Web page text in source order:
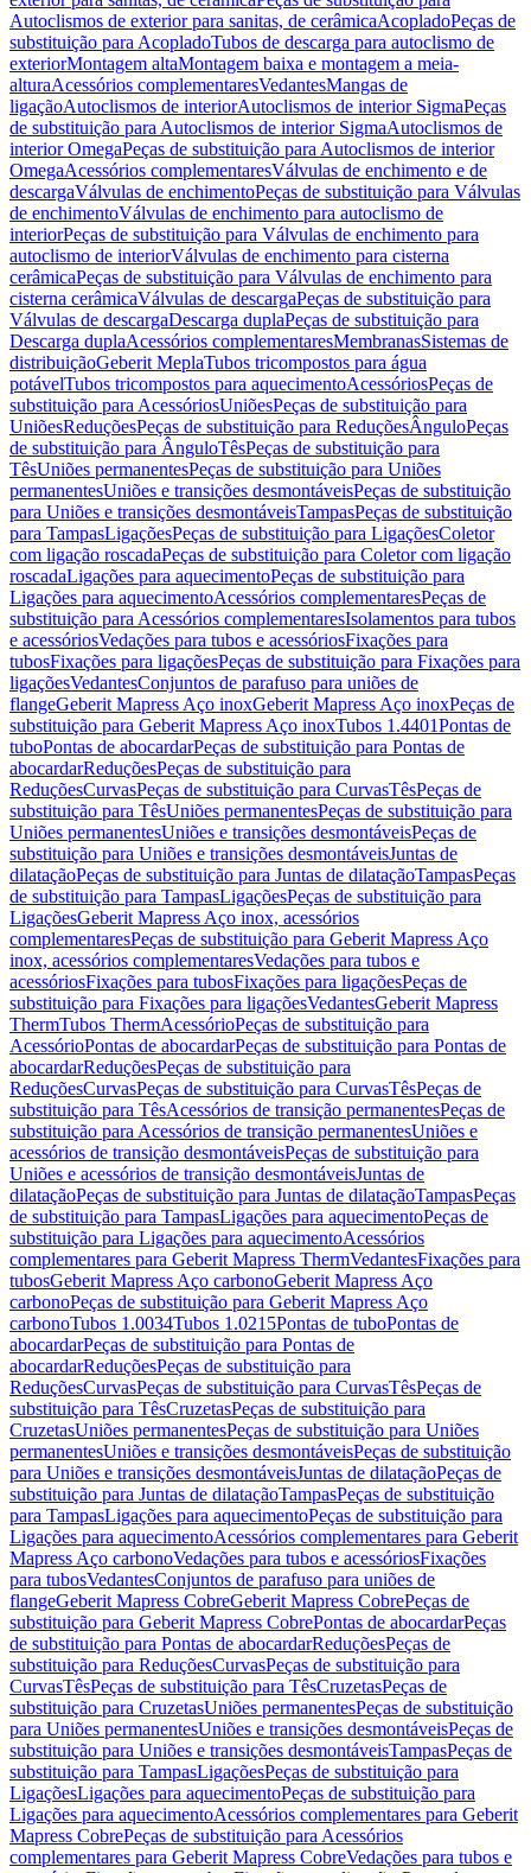
Autoclismos de exterior para sanitas, de cerâmicaAcopladoPeças de
substituição para AcopladoTubos de descarga para autoclismo de
exteriorMontagem altaMontagem baixa e montagem a meia-
alturaAcessórios complementaresVedantesMangas de
ligaçãoAutoclismos de interiorAutoclismos de interior SigmaPeças
de substituição para Autoclismos de interior SigmaAutoclismos de
interior OmegaPeças de substituição para Autoclismos de interior
OmegaAcessórios complementaresVálvulas de enchimento e de
descargaVálvulas de enchimentoPeças de substituição para Válvulas
de enchimentoVálvulas de enchimento para autoclismo de
interiorPeças de substituição para Válvulas de enchimento para
autoclismo de interiorVálvulas de enchimento para cisterna
cerâmicaPeças de substituição para Válvulas de enchimento para
cisterna cerâmicaVálvulas de descargaPeças de substituição para
Válvulas de descargaDescarga duplaPeças de substituição para
Descarga duplaAcessórios complementaresMembranasSistemas de
distribuiçãoGeberit MeplaTubos tricompostos para água
potávelTubos tricompostos para aquecimentoAcessóriosPeças de
substituição para AcessóriosUniõesPeças de substituição para
UniõesReduçõesPeças de substituição para ReduçõesÂnguloPeças
de substituição para ÂnguloTêsPeças de substituição para
TêsUniões permanentesPeças de substituição para Uniões
permanentesUniões e transições desmontáveisPeças de substituição
para Uniões e transições desmontáveisTampasPeças de substituição
para TampasLigaçõesPeças de substituição para LigaçõesColetor
com ligação roscadaPeças de substituição para Coletor com ligação
roscadaLigações para aquecimentoPeças de substituição para
Ligações para aquecimentoAcessórios complementaresPeças de
substituição para Acessórios complementaresIsolamentos para tubos
e acessóriosVedações para tubos e acessóriosFixações para
tubosFixações para ligaçõesPeças de substituição para Fixações para
ligaçõesVedantesConjuntos de parafuso para uniões de
flangeGeberit Mapress Aço inoxGeberit Mapress Aço inoxPeças de
substituição para Geberit Mapress Aço inoxTubos 1.4401Pontas de
tuboPontas de abocardarPeças de substituição para Pontas de
abocardarReduçõesPeças de substituição para
ReduçõesCurvasPeças de substituição para CurvasTêsPeças de
substituição para TêsUniões permanentesPeças de substituição para
Uniões permanentesUniões e transições desmontáveisPeças de
substituição para Uniões e transições desmontáveisJuntas de
dilataçãoPeças de substituição para Juntas de dilataçãoTampasPeças
de substituição para TampasLigaçõesPeças de substituição para
LigaçõesGeberit Mapress Aço inox, acessórios
complementaresPeças de substituição para Geberit Mapress Aço
inox, acessórios complementaresVedações para tubos e
acessóriosFixações para tubosFixações para ligaçõesPeças de
substituição para Fixações para ligaçõesVedantesGeberit Mapress
ThermTubos ThermAcessórioPeças de substituição para
AcessórioPontas de abocardarPeças de substituição para Pontas de
abocardarReduçõesPeças de substituição para
ReduçõesCurvasPeças de substituição para CurvasTêsPeças de
substituição para TêsAcessórios de transição permanentesPeças de
substituição para Acessórios de transição permanentesUniões e
acessórios de transição desmontáveisPeças de substituição para
Uniões e acessórios de transição desmontáveisJuntas de
dilataçãoPeças de substituição para Juntas de dilataçãoTampasPeças
de substituição para TampasLigações para aquecimentoPeças de
substituição para Ligações para aquecimentoAcessórios
complementares para Geberit Mapress ThermVedantesFixações para
tubosGeberit Mapress Aço carbonoGeberit Mapress Aço
carbonoPeças de substituição para Geberit Mapress Aço
carbonoTubos 1.0034Tubos 1.0215Pontas de tuboPontas de
abocardarPeças de substituição para Pontas de
abocardarReduçõesPeças de substituição para
ReduçõesCurvasPeças de substituição para CurvasTêsPeças de
substituição para TêsCruzetasPeças de substituição para
CruzetasUniões permanentesPeças de substituição para Uniões
permanentesUniões e transições desmontáveisPeças de substituição
para Uniões e transições desmontáveisJuntas de dilataçãoPeças de
substituição para Juntas de dilataçãoTampasPeças de substituição
para TampasLigações para aquecimentoPeças de substituição para
Ligações para aquecimentoAcessórios complementares para Geberit
Mapress Aço carbonoVedações para tubos e acessóriosFixações
para tubosVedantesConjuntos de parafuso para uniões de
flangeGeberit Mapress CobreGeberit Mapress CobrePeças de
substituição para Geberit Mapress CobrePontas de abocardarPeças
de substituição para Pontas de abocardarReduçõesPeças de
substituição para ReduçõesCurvasPeças de substituição para
CurvasTêsPeças de substituição para TêsCruzetasPeças de
substituição para CruzetasUniões permanentesPeças de substituição
para Uniões permanentesUniões e transições desmontáveisPeças de
substituição para Uniões e transições desmontáveisTampasPeças de
substituição para TampasLigaçõesPeças de substituição para
LigaçõesLigações para aquecimentoPeças de substituição para
Ligações para aquecimentoAcessórios complementares para Geberit
Mapress CobrePeças de substituição para Acessórios
complementares para Geberit Mapress CobreVedações para tubos e